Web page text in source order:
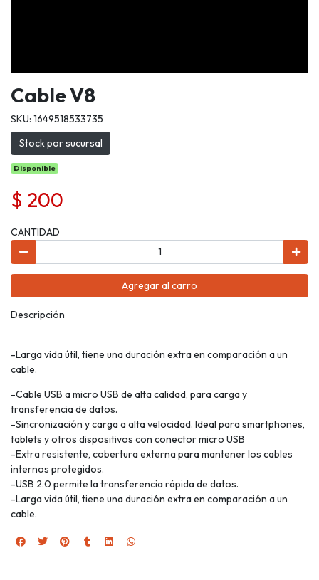
Cable V8
SKU: 1649518533735
Stock por sucursal
Disponible
$ 200
CANTIDAD
Agregar al carro
Descripción
-Larga vida útil, tiene una duración extra en comparación a un
cable.
-Cable USB a micro USB de alta calidad, para carga y
transferencia de datos.
-Sincronización y carga a alta velocidad. Ideal para smartphones,
tablets y otros dispositivos con conector micro USB
-Extra resistente, cobertura externa para mantener los cables
internos protegidos.
-USB 2.0 permite la transferencia rápida de datos.
-Larga vida útil, tiene una duración extra en comparación a un
cable.